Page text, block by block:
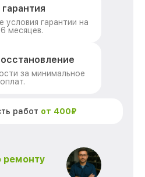
гарантии на
месяцев.
за минимальное
работ от 400₽
ремонту